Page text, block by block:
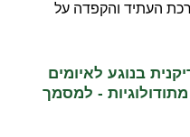
העתיד והקפדה על
בנוגע לאיומים
- למסמך